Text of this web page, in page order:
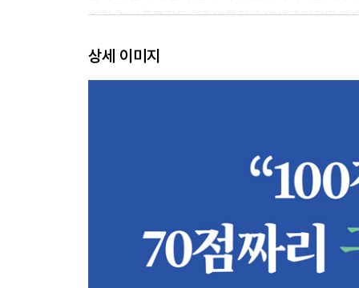
원칙 3. 나홀로라도 3대 업무지구 역세권이라면 매
원칙 5. 대형 병원 코앞이라면 매수하라!
원칙 6. 어설픈 서울보다 차라리 삼전닉스 셔세권
[실천마당] 쏘쿨이 찍어주마! - 3, 6. 9억 보유현금
🛡 [A타입] 보유 현금 3억 - 서울 외곽 & 경기 동남
🍱 [B타입] 보유 현금 6억 - 직주근접 실속형
상세 이미지